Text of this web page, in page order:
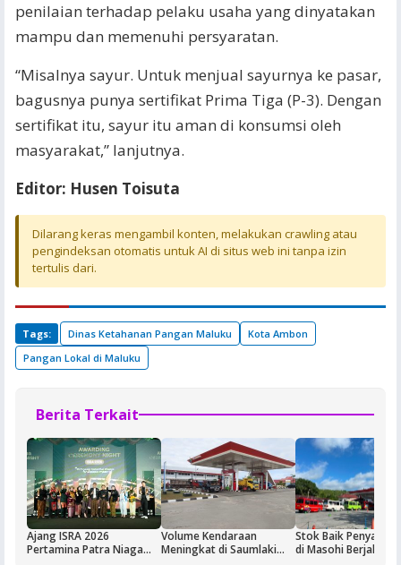
penilaian terhadap pelaku usaha yang dinyatakan
mampu dan memenuhi persyaratan.
“Misalnya sayur. Untuk menjual sayurnya ke pasar,
bagusnya punya sertifikat Prima Tiga (P-3). Dengan
sertifikat itu, sayur itu aman di konsumsi oleh
masyarakat,” lanjutnya.
Editor: Husen Toisuta
Dilarang keras mengambil konten, melakukan crawling atau
pengindeksan otomatis untuk AI di situs web ini tanpa izin
tertulis dari.
Tags: Dinas Ketahanan Pangan Maluku
Kota Ambon
Pangan Lokal di Maluku
Berita Terkait
Ajang ISRA 2026
Pertamina Patra Niaga
Volume Kendaraan
Meningkat di Saumlaki
Stok Baik
di Masohi Berjalan